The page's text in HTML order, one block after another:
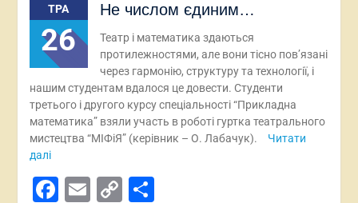
ТРА
26
Не числом єдиним…
Театр і математика здаються
протилежностями, але вони тісно пов’язані
через гармонію, структуру та технології, і
нашим студентам вдалося це довести. Студенти
третього і другого курсу спеціальності “Прикладна
математика” взяли участь в роботі гуртка театрального
мистецтва “МІФіЯ” (керівник – О. Лабачук).
Читати
далі
Facebook
Email
CopyПоділитися